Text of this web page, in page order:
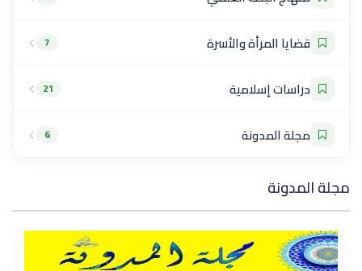
قضايا المرأة والأسرة 7
دراسات إسلامية 21
مجلة المدونة 6
مجلة المدونة